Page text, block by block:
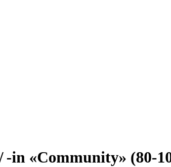
-in «Community» (80-